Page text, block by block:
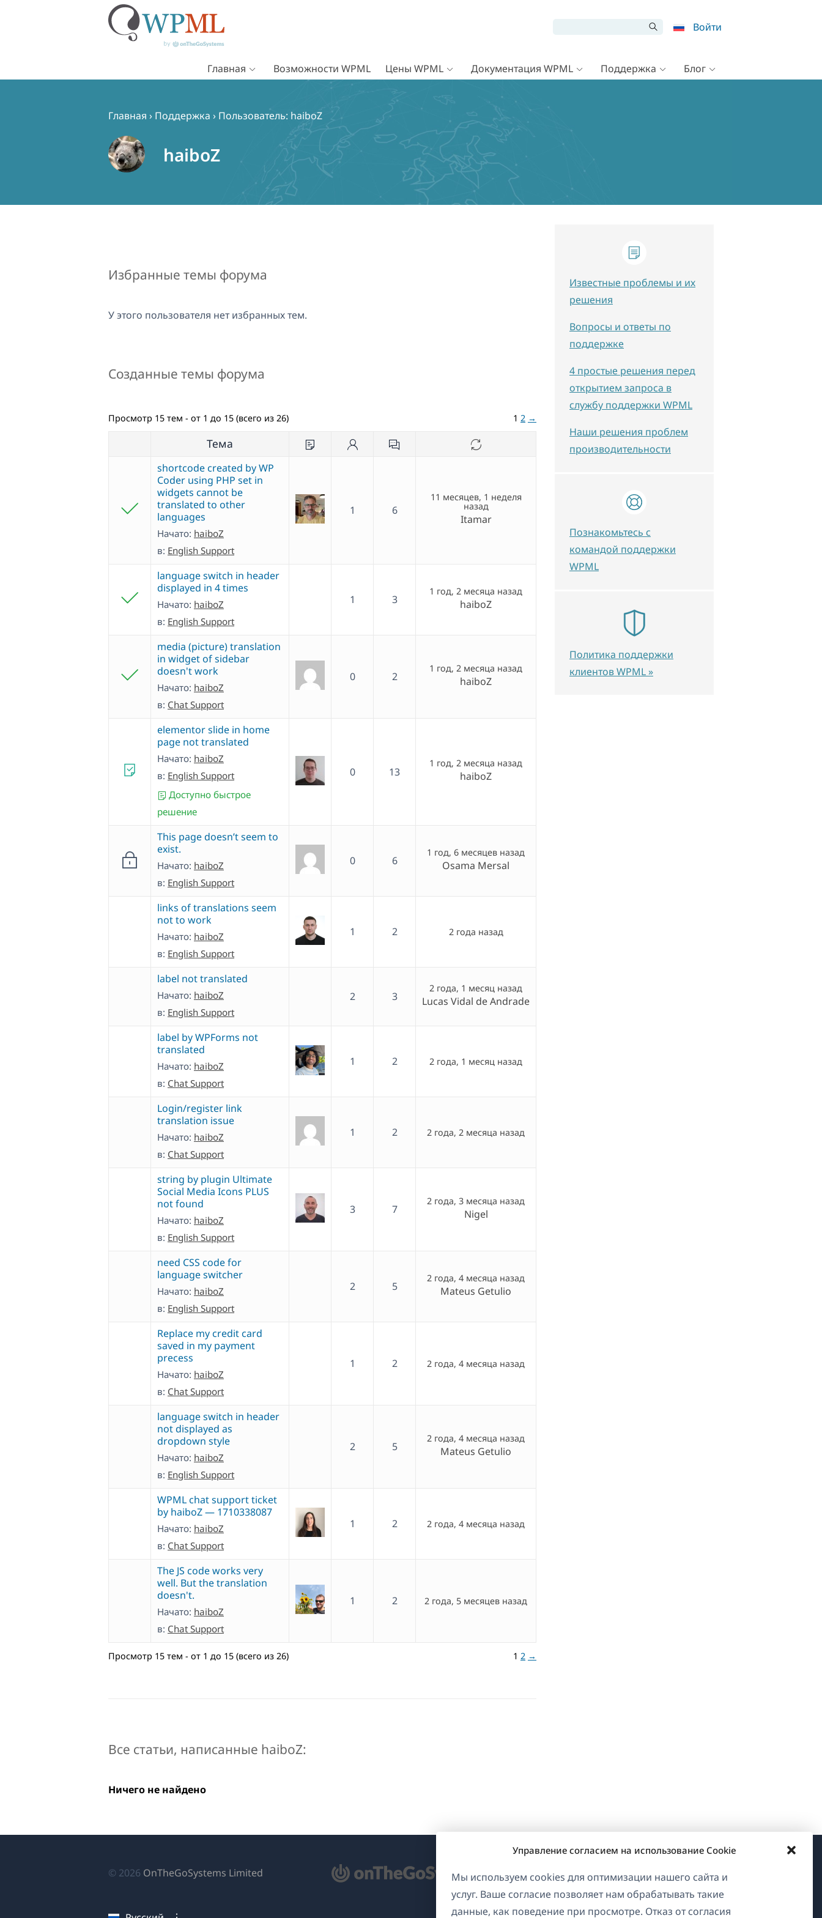
Управление согласием на использование Cookie
Мы используем cookies для оптимизации нашего сайта и
услуг. Ваше согласие позволяет нам обрабатывать такие
данные, как поведение при просмотре. Отказ от согласия
Войти
Главная Возможности WPML Цены WPML Документация WPML Поддержка Блог
Главная › Поддержка › Пользователь: haiboZ
haiboZ
Избранные темы форума
У этого пользователя нет избранных тем.
Созданные темы форума
Просмотр 15 тем - от 1 до 15 (всего из 26) 1 2 →
Тема
shortcode created by WP
Coder using PHP set in
widgets cannot be
translated to other
languages
Начато: haiboZ
в: English Support
1 6
11 месяцев, 1 неделя
назад
Itamar
language switch in header
displayed in 4 times
Начато: haiboZ
в: English Support
1 3
1 год, 2 месяца назад
haiboZ
media (picture) translation
in widget of sidebar
doesn't work
Начато: haiboZ
в: Chat Support
0 2
1 год, 2 месяца назад
haiboZ
elementor slide in home
page not translated
Начато: haiboZ
в: English Support
Доступно быстрое
решение
0 13
1 год, 2 месяца назад
haiboZ
This page doesn’t seem to
exist.
Начато: haiboZ
в: English Support
0 6
1 год, 6 месяцев назад
Osama Mersal
links of translations seem
not to work
Начато: haiboZ
в: English Support
1 2 2 года назад
label not translated
Начато: haiboZ
в: English Support
2 3
2 года, 1 месяц назад
Lucas Vidal de Andrade
label by WPForms not
translated
Начато: haiboZ
в: Chat Support
1 2 2 года, 1 месяц назад
Login/register link
translation issue
Начато: haiboZ
в: Chat Support
1 2 2 года, 2 месяца назад
string by plugin Ultimate
Social Media Icons PLUS
not found
Начато: haiboZ
в: English Support
3 7
2 года, 3 месяца назад
Nigel
need CSS code for
language switcher
Начато: haiboZ
в: English Support
2 5
2 года, 4 месяца назад
Mateus Getulio
Replace my credit card
saved in my payment
precess
Начато: haiboZ
в: Chat Support
1 2 2 года, 4 месяца назад
language switch in header
not displayed as
dropdown style
Начато: haiboZ
в: English Support
2 5
2 года, 4 месяца назад
Mateus Getulio
WPML chat support ticket
by haiboZ — 1710338087
Начато: haiboZ
в: Chat Support
1 2 2 года, 4 месяца назад
The JS code works very
well. But the translation
doesn't.
Начато: haiboZ
в: Chat Support
1 2 2 года, 5 месяцев назад
Просмотр 15 тем - от 1 до 15 (всего из 26) 1 2 →
Все статьи, написанные haiboZ:
Ничего не найдено
Известные проблемы и их
решения
Вопросы и ответы по
поддержке
4 простые решения перед
открытием запроса в
службу поддержки WPML
Наши решения проблем
производительности
Познакомьтесь с
командой поддержки
WPML
Политика поддержки
клиентов WPML »
© 2026 OnTheGoSystems Limited
О WPML
GDPR и политика
конфиденциальности